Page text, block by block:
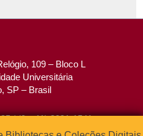
109 – Bloco L
Universitária
SP – Brasil
/ (0xx11) 3091-1541
3091-1567